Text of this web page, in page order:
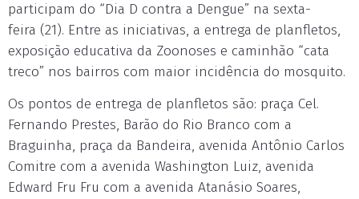
participam do “Dia D contra a Dengue” na sexta-
feira (21). Entre as iniciativas, a entrega de planfletos,
exposição educativa da Zoonoses e caminhão “cata
treco” nos bairros com maior incidência do mosquito.
Os pontos de entrega de planfletos são: praça Cel.
Fernando Prestes, Barão do Rio Branco com a
Braguinha, praça da Bandeira, avenida Antônio Carlos
Comitre com a avenida Washington Luiz, avenida
Edward Fru Fru com a avenida Atanásio Soares,